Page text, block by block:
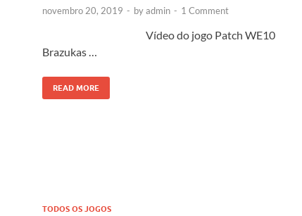
novembro 20, 2019 - byadmin - 1 Comment
Vídeo do jogo Patch WE10
Brazukas …
READ MORE
TODOS OS JOGOS